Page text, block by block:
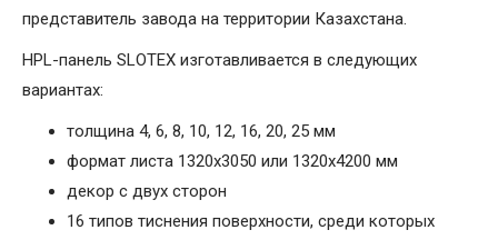
представитель завода на территории Казахстана.
HPL-панель SLOTEX изготавливается в следующих
вариантах:
толщина 4, 6, 8, 10, 12, 16, 20, 25 мм
формат листа 1320х3050 или 1320х4200 мм
декор с двух сторон
16 типов тиснения поверхности, среди которых